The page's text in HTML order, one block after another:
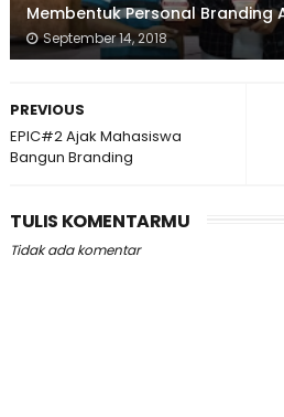
Membentuk Personal Branding
September 14, 2018
PREVIOUS
EPIC#2 Ajak Mahasiswa
Bangun Branding
TULIS KOMENTARMU
Tidak ada komentar